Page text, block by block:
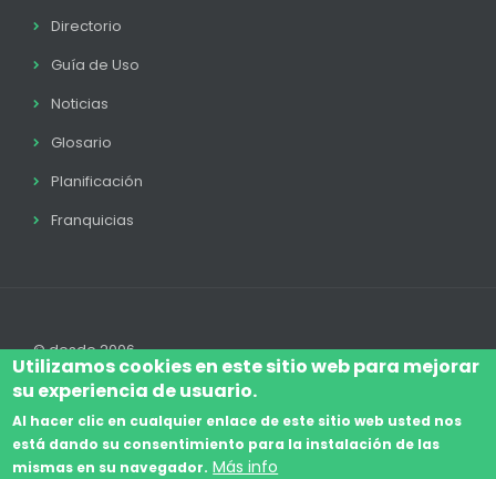
Directorio
Guía de Uso
Noticias
Glosario
Planificación
Franquicias
© desde 2006
Aviso Legal Legal
Utilizamos cookies en este sitio web para mejorar
su experiencia de usuario.
Al hacer clic en cualquier enlace de este sitio web usted nos
está dando su consentimiento para la instalación de las
mismas en su navegador. Más info